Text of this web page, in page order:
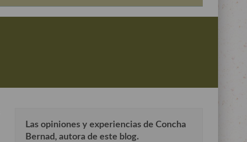
Las opiniones y experiencias de Concha
Bernad, autora de este blog.